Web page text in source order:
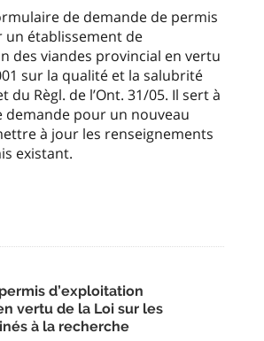
de demande de permis
établissement de
des viandes provincial en vertu
sur la qualité et la salubrité
du Règl. de l’Ont. 31/05. Il sert à
demande pour un nouveau
à jour les renseignements
existant.
d’exploitation
vertu de la Loi sur les
à la recherche